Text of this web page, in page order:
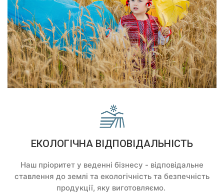
ЕКОЛОГІЧНА ВІДПОВІДАЛЬНІСТЬ
Наш пріоритет у веденні бізнесу - відповідальне
ставлення до землі та екологічність та безпечність
продукції, яку виготовляємо.